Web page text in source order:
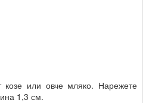
или овче мляко. Нарежете
1,3 см.